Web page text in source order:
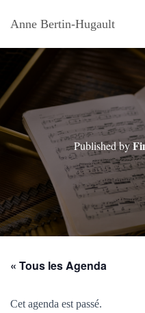
Anne Bertin-Hugault
Published by
« Tous les Agenda
Cet agenda est passé.